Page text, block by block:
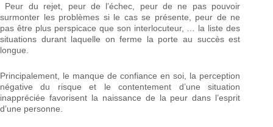
Peur du rejet, peur de l’échec, peur de ne pas pouvoir
surmonter les problèmes si le cas se présente, peur de ne
pas être plus perspicace que son interlocuteur, … la liste des
situations durant laquelle on ferme la porte au succès est
longue.
Principalement, le manque de confiance en soi, la perception
négative du risque et le contentement d’une situation
inappréciée favorisent la naissance de la peur dans l’esprit
d’une personne.